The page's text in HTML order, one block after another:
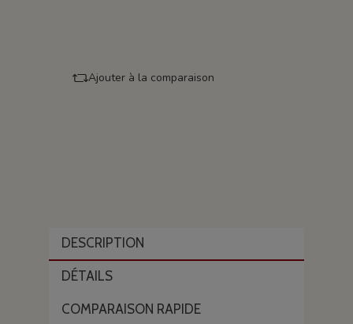
Ajouter à la comparaison
DESCRIPTION
DÉTAILS
COMPARAISON RAPIDE